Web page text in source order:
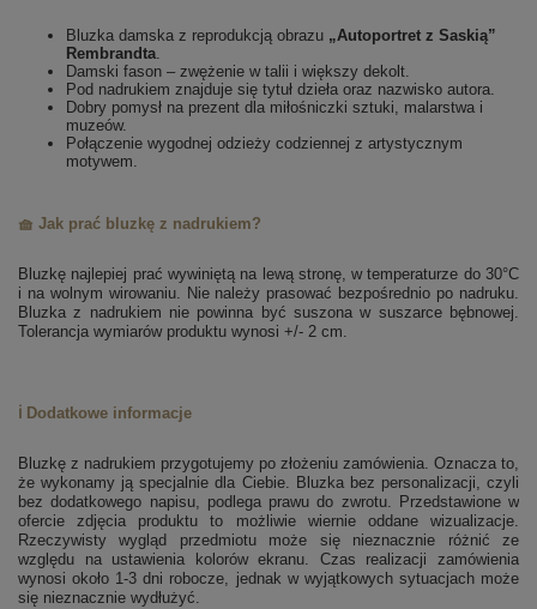
Bluzka damska z reprodukcją obrazu „Autoportret z Saskią”
Rembrandta.
Damski fason – zwężenie w talii i większy dekolt.
Pod nadrukiem znajduje się tytuł dzieła oraz nazwisko autora.
Dobry pomysł na prezent dla miłośniczki sztuki, malarstwa i
muzeów.
Połączenie wygodnej odzieży codziennej z artystycznym
motywem.
🧺 Jak prać bluzkę z nadrukiem?
Bluzkę najlepiej prać wywiniętą na lewą stronę, w temperaturze do 30°C
i na wolnym wirowaniu. Nie należy prasować bezpośrednio po nadruku.
Bluzka z nadrukiem nie powinna być suszona w suszarce bębnowej.
Tolerancja wymiarów produktu wynosi +/- 2 cm.
ℹ️ Dodatkowe informacje
Bluzkę z nadrukiem przygotujemy po złożeniu zamówienia. Oznacza to,
że wykonamy ją specjalnie dla Ciebie. Bluzka bez personalizacji, czyli
bez dodatkowego napisu, podlega prawu do zwrotu. Przedstawione w
ofercie zdjęcia produktu to możliwie wiernie oddane wizualizacje.
Rzeczywisty wygląd przedmiotu może się nieznacznie różnić ze
względu na ustawienia kolorów ekranu. Czas realizacji zamówienia
wynosi około 1-3 dni robocze, jednak w wyjątkowych sytuacjach może
się nieznacznie wydłużyć.